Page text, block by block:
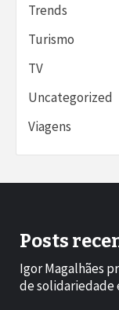
Trends
Turismo
TV
Uncategorized
Viagens
Posts
Igor Magalhães
de solidariedade